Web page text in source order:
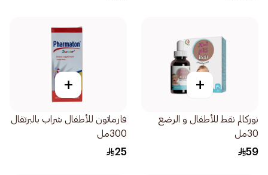
+
نوركالم نقط للأطفال و الرضع
30مل
59
+
فارماتون للأطفال شراب بالبرتقال
300مل
25